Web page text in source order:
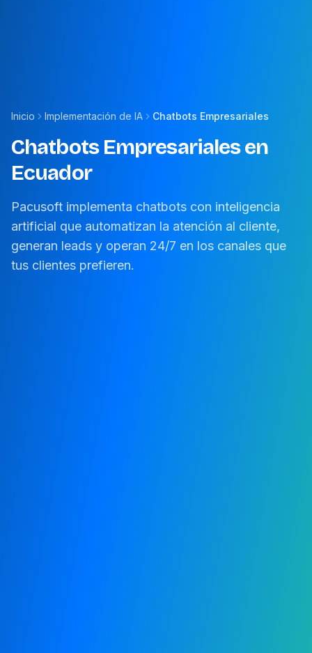
Inicio Implementación de IA Chatbots Empresariales
Chatbots Empresariales en
Ecuador
Pacusoft implementa chatbots con inteligencia
artificial que automatizan la atención al cliente,
generan leads y operan 24/7 en los canales que
tus clientes prefieren.